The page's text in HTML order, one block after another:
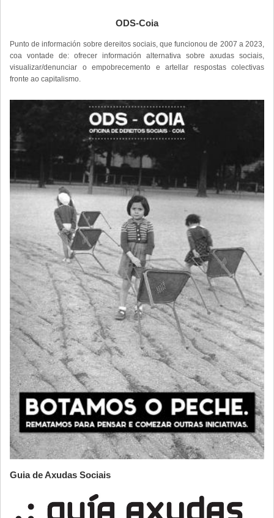
ODS-Coia
Punto de información sobre dereitos sociais, que funcionou de 2007 a 2023,
coa vontade de: ofrecer información alternativa sobre axudas sociais,
visualizar/denunciar o empobrecemento e artellar respostas colectivas
fronte ao capitalismo.
Guia de Axudas Sociais